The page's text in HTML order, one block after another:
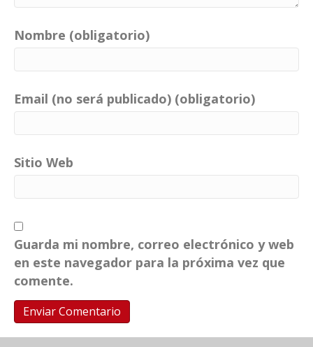
Nombre (obligatorio)
Email (no será publicado) (obligatorio)
Sitio Web
Guarda mi nombre, correo electrónico y web
en este navegador para la próxima vez que
comente.